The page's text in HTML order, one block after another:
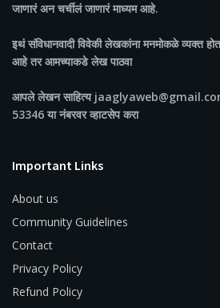
जाणारं अन चर्चीलं जाणारं माध्यम आहे.
इथं संविधानवादी विवेकी लेखकांना मनमोकळे व्यक्त
आहे तर आमच्याकडे लेख पाठवा
आपले लेखन साहित्य jaaglyaweb@gmail.com
53346 या नंबरवर व्हाटसेप करा
Important Links
About us
Community Guidelines
Contact
Privacy Policy
Refund Policy